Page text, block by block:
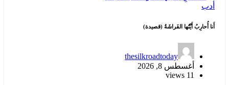
أدب
أَنا أُحارِبُ أَيَّتُها الفَراشَةُ (قصيدة)
thesilkroadtoday
أغسطس 8, 2026
11 views